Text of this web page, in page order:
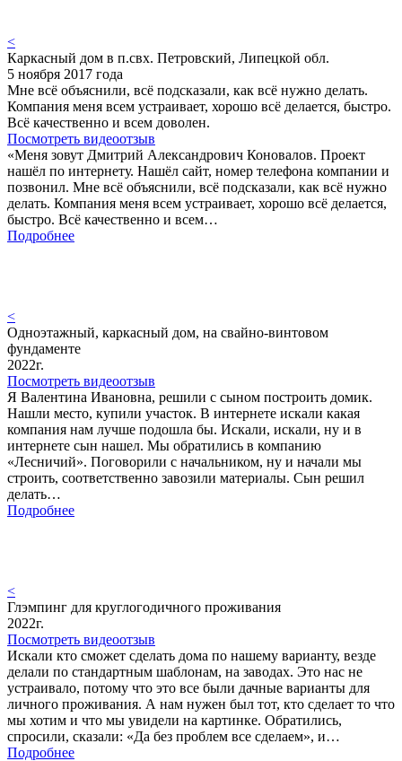
<
Каркасный дом в п.свх. Петровский, Липецкой обл.
5 ноября 2017 года
Мне всё объяснили, всё подсказали, как всё нужно делать.
Компания меня всем устраивает, хорошо всё делается, быстро.
Всё качественно и всем доволен.
Посмотреть видеоотзыв
«Меня зовут Дмитрий Александрович Коновалов. Проект
нашёл по интернету. Нашёл сайт, номер телефона компании и
позвонил. Мне всё объяснили, всё подсказали, как всё нужно
делать. Компания меня всем устраивает, хорошо всё делается,
быстро. Всё качественно и всем…
Подробнее
<
Одноэтажный, каркасный дом, на свайно-винтовом
фундаменте
2022г.
Посмотреть видеоотзыв
Я Валентина Ивановна, решили с сыном построить домик.
Нашли место, купили участок. В интернете искали какая
компания нам лучше подошла бы. Искали, искали, ну и в
интернете сын нашел. Мы обратились в компанию
«Лесничий». Поговорили с начальником, ну и начали мы
строить, соответственно завозили материалы. Сын решил
делать…
Подробнее
<
Глэмпинг для круглогодичного проживания
2022г.
Посмотреть видеоотзыв
Искали кто сможет сделать дома по нашему варианту, везде
делали по стандартным шаблонам, на заводах. Это нас не
устраивало, потому что это все были дачные варианты для
личного проживания. А нам нужен был тот, кто сделает то что
мы хотим и что мы увидели на картинке. Обратились,
спросили, сказали: «Да без проблем все сделаем», и…
Подробнее